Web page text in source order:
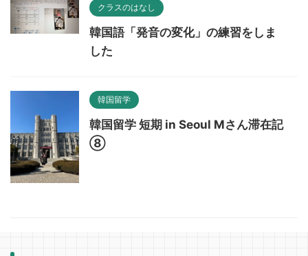
クラスのはなし
韓国語「発音の変化」の練習をしま
した
韓国留学
韓国留学 短期 in Seoul Mさん滞在記
⑧